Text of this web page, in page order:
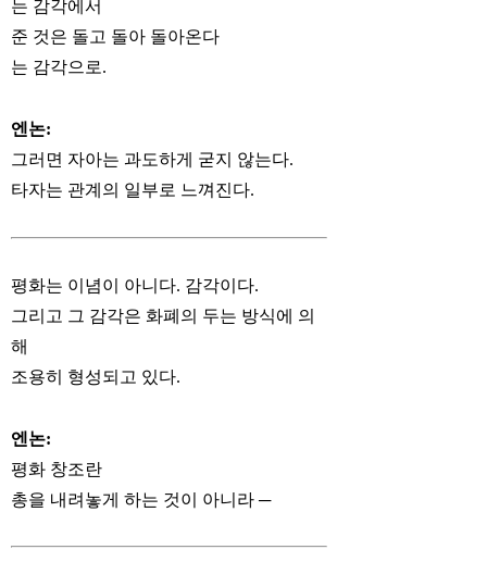
는 감각에서
준 것은 돌고 돌아 돌아온다
는 감각으로.
엔논:
그러면 자아는 과도하게 굳지 않는다.
타자는 관계의 일부로 느껴진다.
평화는 이념이 아니다. 감각이다.
그리고 그 감각은 화폐의 두는 방식에 의
해
조용히 형성되고 있다.
엔논:
평화 창조란
총을 내려놓게 하는 것이 아니라 ─